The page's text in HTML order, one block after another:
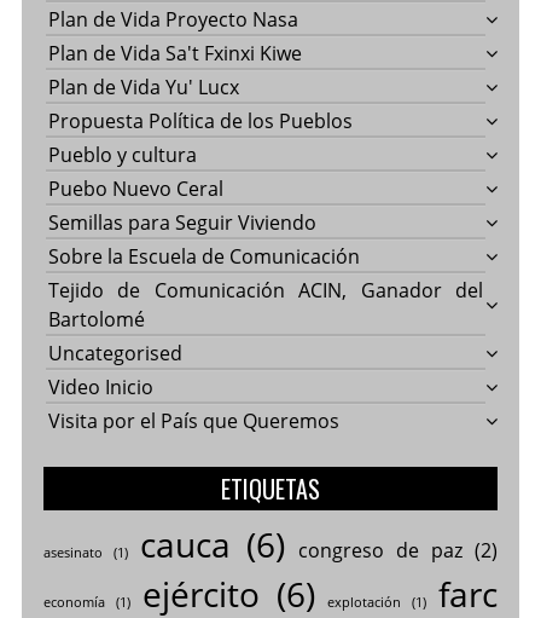
Plan de Vida Proyecto Nasa
Plan de Vida Sa't Fxinxi Kiwe
Plan de Vida Yu' Lucx
Propuesta Política de los Pueblos
Pueblo y cultura
Puebo Nuevo Ceral
Semillas para Seguir Viviendo
Sobre la Escuela de Comunicación
Tejido de Comunicación ACIN, Ganador del
Bartolomé
Uncategorised
Video Inicio
Visita por el País que Queremos
ETIQUETAS
asesinato (1) cauca (6) congreso de paz(2)
economía(1) ejército (6) explotación (1)
farc